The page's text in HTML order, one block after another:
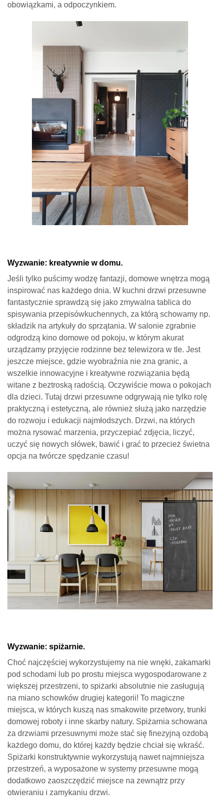
obowiązkami, a odpoczynkiem.
Wyzwanie: kreatywnie w domu.
Jeśli tylko puścimy wodzę fantazji, domowe wnętrza mogą
inspirować nas każdego dnia. W kuchni drzwi przesuwne
fantastycznie sprawdzą się jako zmywalna tablica do
spisywania przepisówkuchennych, za którą schowamy np.
składzik na artykuły do sprzątania. W salonie zgrabnie
odgrodzą kino domowe od pokoju, w którym akurat
urządzamy przyjęcie rodzinne bez telewizora w tle. Jest
jeszcze miejsce, gdzie wyobraźnia nie zna granic, a
wszelkie innowacyjne i kreatywne rozwiązania będą
witane z beztroską radością. Oczywiście mowa o pokojach
dla dzieci. Tutaj drzwi przesuwne odgrywają nie tylko rolę
praktyczną i estetyczną, ale również służą jako narzędzie
do rozwoju i edukacji najmłodszych. Drzwi, na których
można rysować marzenia, przyczepiać zdjęcia, liczyć,
uczyć się nowych słówek, bawić i grać to przecież świetna
opcja na twórcze spędzanie czasu!
Wyzwanie: spiżarnie.
Choć najczęściej wykorzystujemy na nie wnęki, zakamarki
pod schodami lub po prostu miejsca wygospodarowane z
większej przestrzeni, to spiżarki absolutnie nie zasługują
na miano schowków drugiej kategorii! To magiczne
miejsca, w których kuszą nas smakowite przetwory, trunki
domowej roboty i inne skarby natury. Spiżarnia schowana
za drzwiami przesuwnymi może stać się finezyjną ozdobą
każdego domu, do której każdy będzie chciał się wkraść.
Spiżarki konstruktywnie wykorzystują nawet najmniejsza
przestrzeń, a wyposażone w systemy przesuwne mogą
dodatkowo zaoszczędzić miejsce na zewnątrz przy
otwieraniu i zamykaniu drzwi.